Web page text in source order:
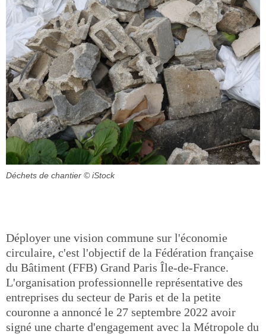
Déchets de chantier © iStock
Déployer une vision commune sur l'économie
circulaire, c'est l'objectif de la Fédération française
du Bâtiment (FFB) Grand Paris Île-de-France.
L'organisation professionnelle représentative des
entreprises du secteur de Paris et de la petite
couronne a annoncé le 27 septembre 2022 avoir
signé une charte d'engagement avec la Métropole du